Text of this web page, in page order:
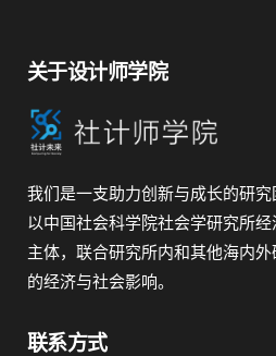
关于设计师学院
我们是一支助力创新与成长的研究
以中国社会科学院社会学研究所
主体，联合研究所内和其他海内
的经济与社会影响。
联系方式